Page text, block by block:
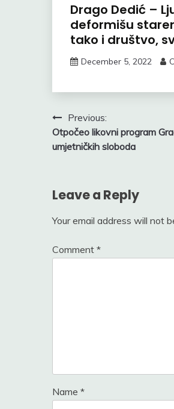
Drago Dedić –
deformišu
tako i društvo,
December 5, 2022
Post
navigation
Previous:
Otpočeo likovni program
umjetničkih sloboda
Leave a Reply
Your email address will not
Comment *
Name *